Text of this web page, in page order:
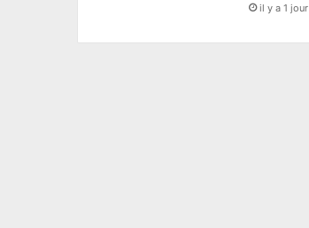
il y a 1 jour